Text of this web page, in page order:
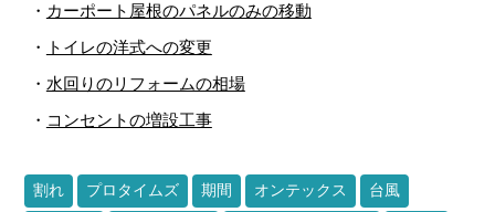
・ カーポート屋根のパネルのみの移動
・
トイレの洋式への変更
・ 水回りのリフォームの相場
・ コンセントの増設工事
割れ プロタイムズ 期間 オンテックス 台風